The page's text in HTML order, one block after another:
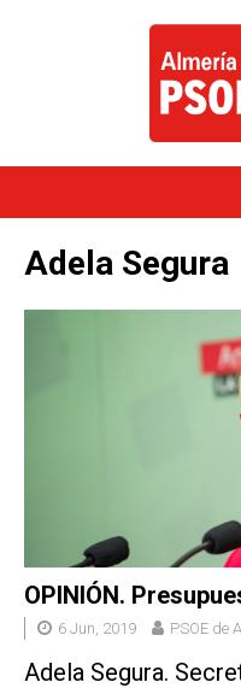
Adela Segura
OPINIÓN.
6 Jun, 2019 PSOE de
Adela Segura.